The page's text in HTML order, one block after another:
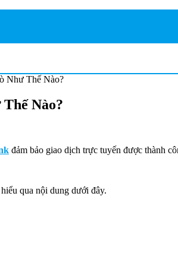
Như Thế Nào?
Nào?
đảm bảo giao dịch trực tuyến được thành
qua nội dung dưới đây.